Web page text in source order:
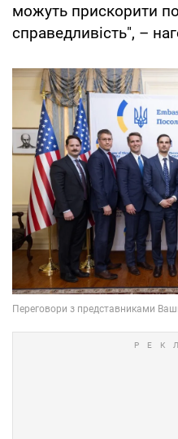
можуть прискорити
справедливість", –